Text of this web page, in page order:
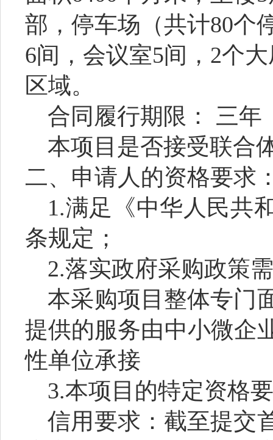
部，停车场（共计80个
6间，会议室5间， 2个
区域。
合同履行期限：
三年
本项目 是否接受联合
二、申请人的资格要求
1.满足《中华人民共
条规定；
2.落实政府采购政策
本采购项目 整体专门
提供的服务由中小微企
性单位承接
3.本项目的特定资格
信用要求：截至提交